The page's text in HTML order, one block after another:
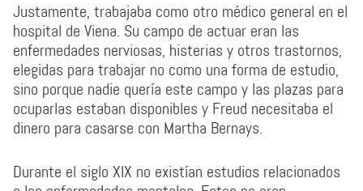
Justamente, trabajaba como otro médico general en el
hospital de Viena. Su campo de actuar eran las
enfermedades nerviosas, histerias y otros trastornos,
elegidas para trabajar no como una forma de estudio,
sino porque nadie quería este campo y las plazas para
ocuparlas estaban disponibles y Freud necesitaba el
dinero para casarse con Martha Bernays.
Durante el siglo XIX no existían estudios relacionados